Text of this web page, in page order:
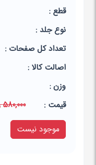
قطع :
نوع جلد :
تعداد کل صفحات :
اصالت کالا :
وزن :
قيمت :
580,000 ریال
موجود نیست